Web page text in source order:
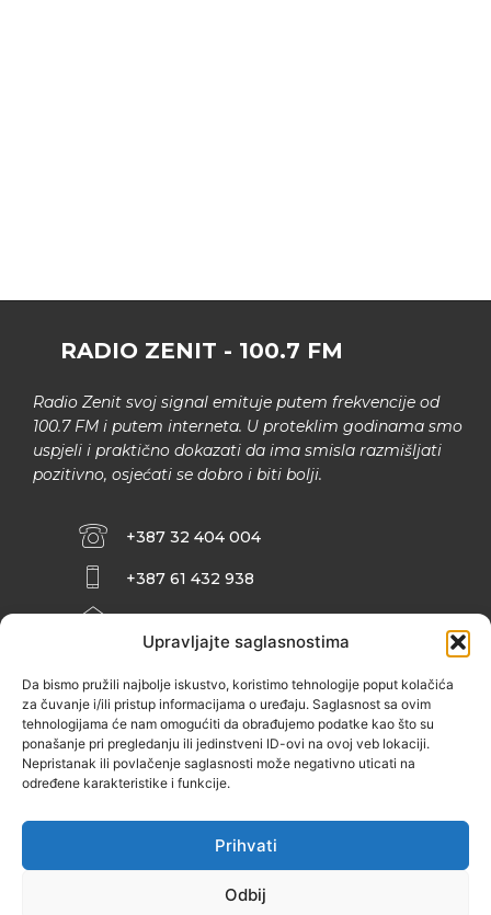
Upravljajte saglasnostima
Da bismo pružili najbolje iskustvo, koristimo tehnologije poput kolačića
za čuvanje i/ili pristup informacijama o uređaju. Saglasnost sa ovim
tehnologijama će nam omogućiti da obrađujemo podatke kao što su
ponašanje pri pregledanju ili jedinstveni ID-ovi na ovoj veb lokaciji.
Nepristanak ili povlačenje saglasnosti može negativno uticati na
određene karakteristike i funkcije.
Prihvati
Odbij
RADIO ZENIT - 100.7 FM
Radio Zenit svoj signal emituje putem frekvencije od
100.7 FM i putem interneta. U proteklim godinama smo
uspjeli i praktično dokazati da ima smisla razmišljati
pozitivno, osjećati se dobro i biti bolji.
+387 32 404 004
+387 61 432 938
INFO@ZENIT.BA
ZENIČANKA, 3. SPRAT), 72000 ZENICA